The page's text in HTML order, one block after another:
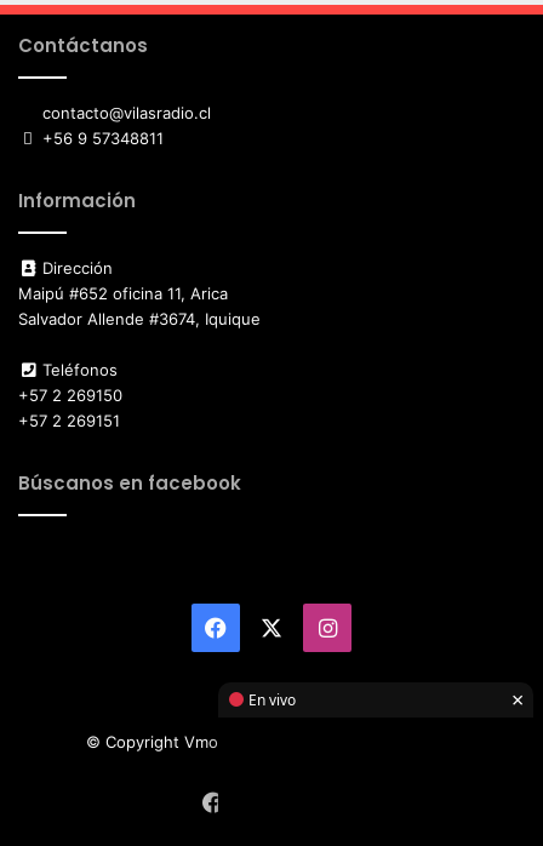
Contáctanos
contacto@vilasradio.cl
+56 9 57348811
Información
Dirección
Maipú #652 oficina 11, Arica
Salvador Allende #3674, Iquique
Teléfonos
+57 2 269150
+57 2 269151
Búscanos en facebook
Facebook Instagram
© Copyright Vmotor TI 2026, All Rights Reserved
En vivo ×